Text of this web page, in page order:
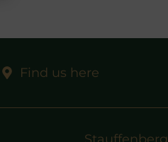
Find us here